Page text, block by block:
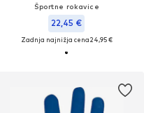
Športne rokavice
22,45 €
Zadnja najnižja cena24,95 €